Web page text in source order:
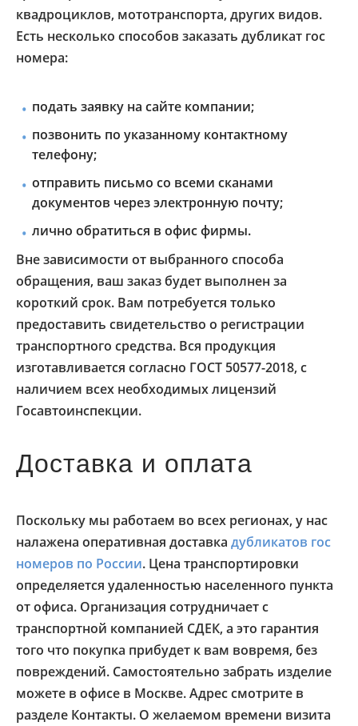
квадроциклов, мототранспорта, других видов.
Есть несколько способов заказать дубликат гос
номера:
подать заявку на сайте компании;
позвонить по указанному контактному
телефону;
отправить письмо со всеми сканами
документов через электронную почту;
лично обратиться в офис фирмы.
Вне зависимости от выбранного способа
обращения, ваш заказ будет выполнен за
короткий срок. Вам потребуется только
предоставить свидетельство о регистрации
транспортного средства. Вся продукция
изготавливается согласно ГОСТ 50577-2018, с
наличием всех необходимых лицензий
Госавтоинспекции.
Доставка и оплата
Поскольку мы работаем во всех регионах, у нас
налажена оперативная доставка дубликатов гос
номеров по России. Цена транспортировки
определяется удаленностью населенного пункта
от офиса. Организация сотрудничает с
транспортной компанией СДЕК, а это гарантия
того что покупка прибудет к вам вовремя, без
повреждений. Самостоятельно забрать изделие
можете в офисе в Москве. Адрес смотрите в
разделе Контакты. О желаемом времени визита